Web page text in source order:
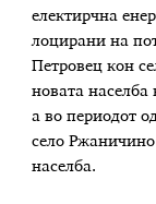
електирчна
лоцирани на
Петровец кон
новата
а во периодот
село
населба.